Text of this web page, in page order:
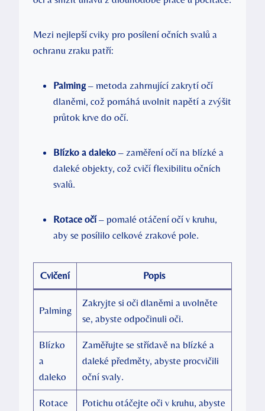
Mezi nejlepší cviky pro posílení očních svalů a
ochranu zraku patří:
Palming– metoda zahrnující zakrytí očí
dlaněmi, což pomáhá uvolnit napětí a zvýšit
průtok krve do očí.
Blízko a daleko – zaměření očí na blízké a
daleké objekty, což cvičí flexibilitu očních
svalů.
Rotace očí– pomalé otáčení očí v kruhu,
aby se posílilo celkové zrakové pole.
Cvičení Popis
Palming
Zakryjte si oči dlaněmi a uvolněte
se, abyste odpočinuli oči.
Blízko
a
daleko
Zaměřujte se střídavě na blízké a
daleké předměty, abyste procvičili
oční svaly.
Rotace
Potichu otáčejte oči v kruhu, abyste